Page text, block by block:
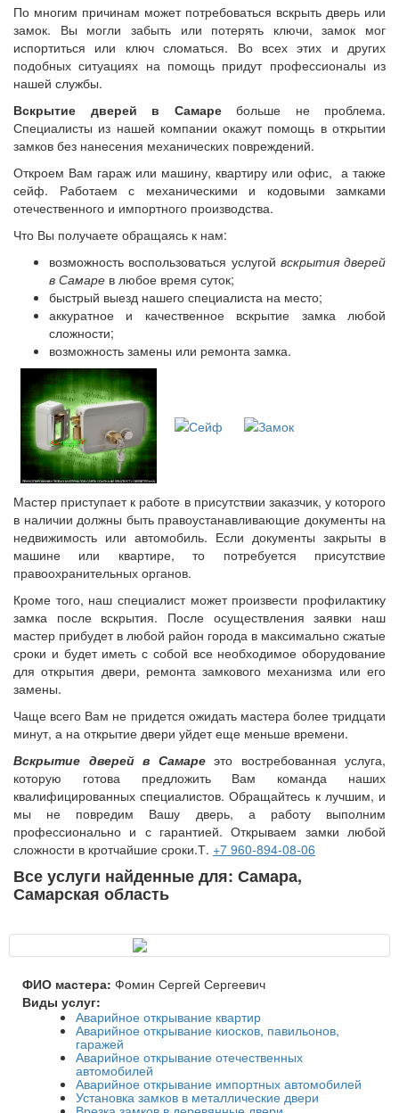
По многим причинам может потребоваться вскрыть дверь или
замок. Вы могли забыть или потерять ключи, замок мог
испортиться или ключ сломаться. Во всех этих и других
подобных ситуациях на помощь придут профессионалы из
нашей службы.
Вскрытие дверей в Самаребольше не проблема.
Специалисты из нашей компании окажут помощь в открытии
замков без нанесения механических повреждений.
Откроем Вам гараж или машину, квартиру или офис, а также
сейф. Работаем с механическими и кодовыми замками
отечественного и импортного производства.
Что Вы получаете обращаясь к нам:
возможность воспользоваться услугой вскрытия дверей
в Самаре в любое время суток;
быстрый выезд нашего специалиста на место;
аккуратное и качественное вскрытие замка любой
сложности;
возможность замены или ремонта замка.
Мастер приступает к работе в присутствии заказчик, у которого
в наличии должны быть правоустанавливающие документы на
недвижимость или автомобиль. Если документы закрыты в
машине или квартире, то потребуется присутствие
правоохранительных органов.
Кроме того, наш специалист может произвести профилактику
замка после вскрытия. После осуществления заявки наш
мастер прибудет в любой район города в максимально сжатые
сроки и будет иметь с собой все необходимое оборудование
для открытия двери, ремонта замкового механизма или его
замены.
Чаще всего Вам не придется ожидать мастера более тридцати
минут, а на открытие двери уйдет еще меньше времени.
Вскрытие дверей в Самареэто востребованная услуга,
которую готова предложить Вам команда наших
квалифицированных специалистов. Обращайтесь к лучшим, и
мы не повредим Вашу дверь, а работу выполним
профессионально и с гарантией. Открываем замки любой
сложности в кротчайшие сроки.Т. +7 960-894-08-06
Все услуги найденные для: Самара,
Самарская область
ФИО мастера: Фомин Сергей Сергеевич
Виды услуг:
Аварийное открывание квартир
Аварийное открывание киосков, павильонов,
гаражей
Аварийное открывание отечественных
автомобилей
Аварийное открывание импортных автомобилей
Установка замков в металлические двери